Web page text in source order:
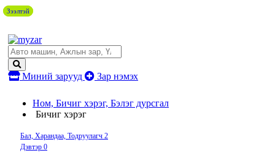
Миний зарууд Зар нэмэх
Ном, Бичиг хэрэг, Бэлэг дурсгал
Бичиг хэрэг
Бал, Харандаа, Тодруулагч 2
Дэвтэр 0
Зээлтэй
Зээлтэй